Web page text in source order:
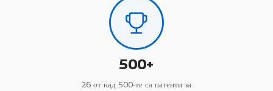
500+
26 от над 500-те са патенти за